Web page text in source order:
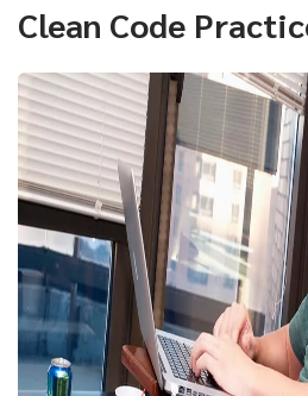
Clean Code